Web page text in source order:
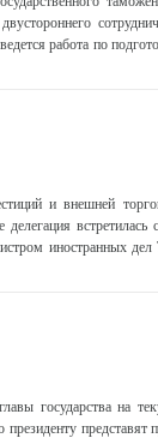
работа по
и внешней
встретилась
иностранных дел
государства на
представят